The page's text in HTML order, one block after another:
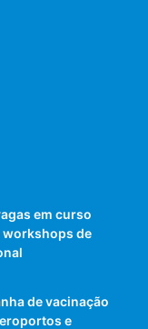
em curso
workshops de
de vacinação
e